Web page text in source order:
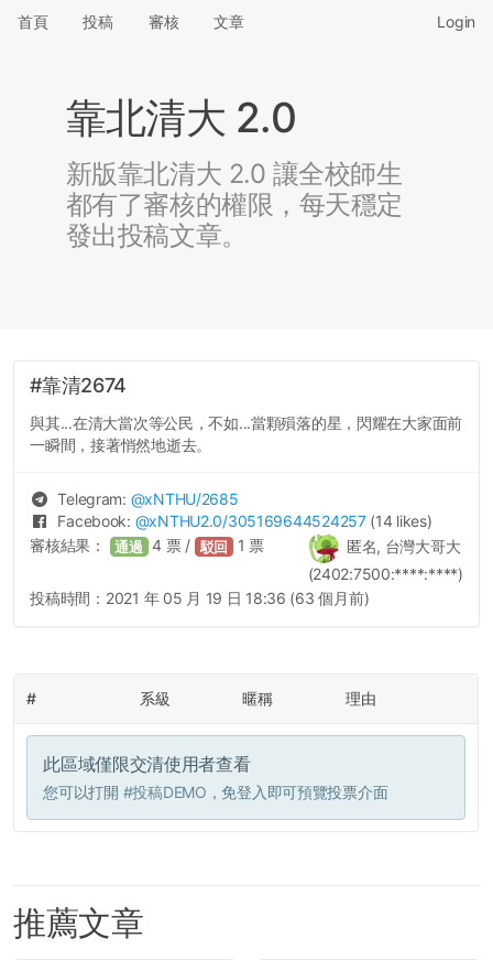
首頁 投稿 審核 文章 Login
靠北清大 2.0
新版靠北清大 2.0 讓全校師生
都有了審核的權限，每天穩定
發出投稿文章。
#靠清2674
與其...在清大當次等公民，不如...當顆殞落的星，閃耀在大家面前
一瞬間，接著悄然地逝去。
Telegram: @xNTHU/2685
Facebook: @xNTHU2.0/305169644524257 (14 likes)
匿名, 台灣大哥大
(2402:7500:****:****)
審核結果： 通過 4 票 / 駁回 1 票
投稿時間： 2021 年 05 月 19 日 18:36 (63 個月前)
# 系級 暱稱 理由
此區域僅限交清使用者查看
您可以打開 #投稿DEMO ，免登入即可預覽投票介面
推薦文章